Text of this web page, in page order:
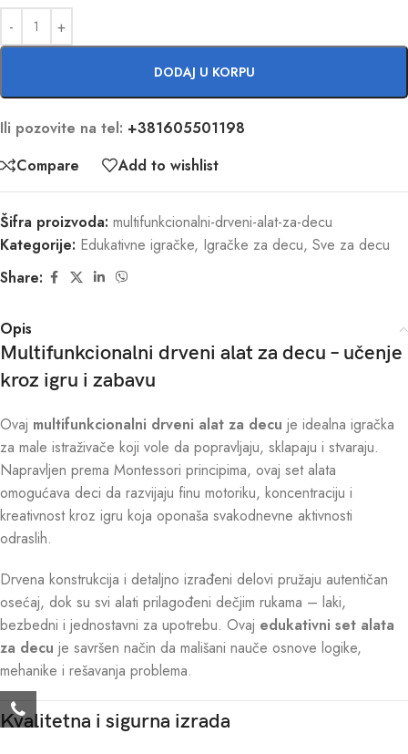
DODAJ U KORPU
Ili pozovite na tel: +381605501198
Compare
Add to wishlist
Šifra proizvoda: multifunkcionalni-drveni-alat-za-decu
Kategorije: Edukativne igračke, Igračke za decu, Sve za decu
Share:
Opis
Multifunkcionalni drveni alat za decu – učenje
kroz igru i zabavu
Ovaj multifunkcionalni drveni alat za decu je idealna igračka
za male istraživače koji vole da popravljaju, sklapaju i stvaraju.
Napravljen prema Montessori principima, ovaj set alata
omogućava deci da razvijaju finu motoriku, koncentraciju i
kreativnost kroz igru koja oponaša svakodnevne aktivnosti
odraslih.
Drvena konstrukcija i detaljno izrađeni delovi pružaju autentičan
osećaj, dok su svi alati prilagođeni dečjim rukama – laki,
bezbedni i jednostavni za upotrebu. Ovaj edukativni set alata
za decu je savršen način da mališani nauče osnove logike,
mehanike i rešavanja problema.
Kvalitetna i sigurna izrada